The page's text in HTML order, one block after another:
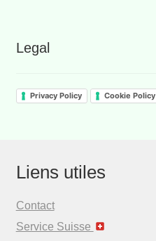
Legal
Privacy Policy Cookie Policy
Liens utiles
Contact
Service Suisse